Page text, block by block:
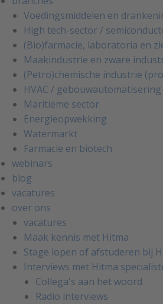
Voedingsmiddelen en
High tech-sector /
(Bio)farmacie, laboratoria en
Maakindustrie en zware
(Petro)chemische industrie
HVAC / gebouwautomatisering
Maritieme sector
Energieopwekking
Watermarkt
Farmacie en biotech
webinars
blog
vacatures
over ons
vacatures
Maak kennis met Hitma
Stage lopen of afstuderen bij
Interviews met Hitma
Collega's aan het woord
Radio interviews